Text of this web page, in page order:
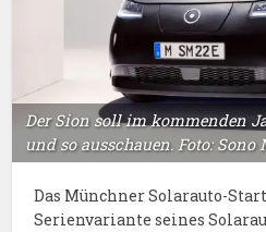
Der Sion soll im kommenden
und so ausschauen. Foto: Sono
Das Münchner Solarauto-
Serienvariante seines